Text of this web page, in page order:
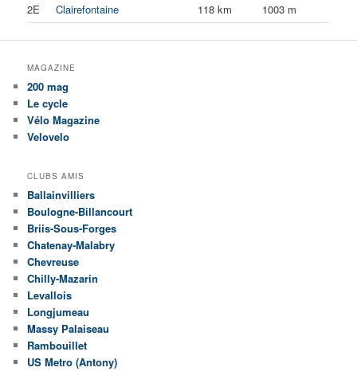
2E
Clairefontaine 118 km 1003 m
MAGAZINE
200 mag
Le cycle
Vélo Magazine
Velovelo
CLUBS AMIS
Ballainvilliers
Boulogne-Billancourt
Briis-Sous-Forges
Chatenay-Malabry
Chevreuse
Chilly-Mazarin
Levallois
Longjumeau
Massy Palaiseau
Rambouillet
US Metro (Antony)